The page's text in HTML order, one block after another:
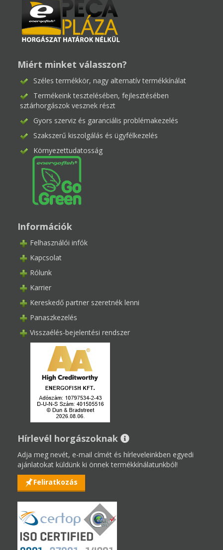
Miért minket válasszon?
Széles termékkör, nagy alternatív termékkínálat
Termékeink tesztelésében, fejlesztésében
sztárhorgászok vesznek részt
Gyors szerviz és garanciális problémakezelés
Szakszerű kiszolgálás és ügyfélkezelés
Környezettudatosság
Információk
Felhasználói infók
Kapcsolat
Rólunk
Karrier
Kereskedő partner szeretnék lenni
Panaszkezelés
Visszaélés-bejelentési rendszer
Hírlevél horgászoknak
Adja meg nevét, e-mail címét és hírleveleinkben egyedi
ajánlatokat küldünk ki önnek termékkínálatunkból!
Feliratkozás